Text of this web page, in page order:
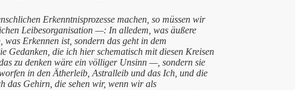
Erkenntnisprozesse machen, so müssen wir
Leibesorganisation —: In alledem, was äußere
Erkennen ist, sondern das geht in dem
Gedanken, die ich hier schematisch mit diesen Kreisen
zu denken wäre ein völliger Unsinn —, sondern sie
in den Ätherleib, Astralleib und das Ich, und die
das Gehirn, die sehen wir, wenn wir als